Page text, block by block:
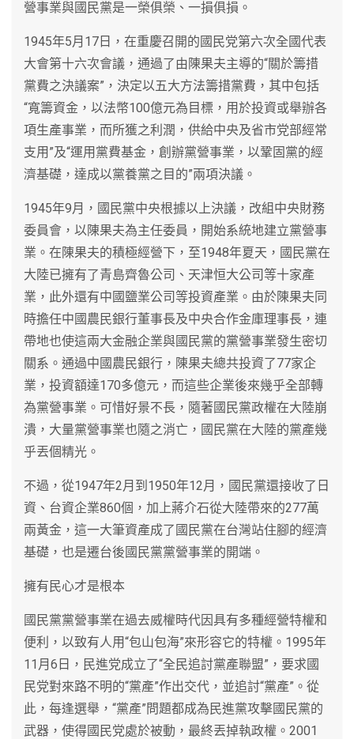
營事業與國民黨是一榮俱榮、一損俱損。
1945年5月17日，在重慶召開的國民党第六次全國代表
大會第十六次會議，通過了由陳果夫主導的“關於籌措
黨費之決議案”，決定以五大方法籌措黨費，其中包括
“寬籌資金，以法幣100億元為目標，用於投資或舉辦各
項生產事業，而所獲之利潤，供給中央及省市党部經常
支用”及“運用黨費基金，創辦黨營事業，以鞏固黨的經
濟基礎，達成以黨養黨之目的”兩項決議。
1945年9月，國民黨中央根據以上決議，改組中央財務
委員會，以陳果夫為主任委員，開始系統地建立黨營事
業。在陳果夫的積極經營下，至1948年夏天，國民黨在
大陸已擁有了青島齊魯公司、天津恒大公司等十家產
業，此外還有中國鹽業公司等投資產業。由於陳果夫同
時擔任中國農民銀行董事長及中央合作金庫理事長，連
帶地也使這兩大金融企業與國民黨的黨營事業發生密切
關系。通過中國農民銀行，陳果夫總共投資了77家企
業，投資額達170多億元，而這些企業後來幾乎全部轉
為黨營事業。可惜好景不長，隨著國民黨政權在大陸崩
潰，大量黨營事業也隨之消亡，國民黨在大陸的黨產幾
乎丟個精光。
不過，從1947年2月到1950年12月，國民黨還接收了日
資、台資企業860個，加上蔣介石從大陸帶來的277萬
兩黃金，這一大筆資產成了國民黨在台灣站住腳的經濟
基礎，也是遷台後國民黨黨營事業的開端。
擁有民心才是根本
國民黨黨營事業在過去威權時代因具有多種經營特權和
便利，以致有人用“包山包海”來形容它的特權。1995年
11月6日，民進党成立了“全民追討黨產聯盟”，要求國
民党對來路不明的“黨產”作出交代，並追討“黨產”。從
此，每逢選舉，“黨產”問題都成為民進黨攻擊國民黨的
武器，使得國民党處於被動，最終丟掉執政權。2001